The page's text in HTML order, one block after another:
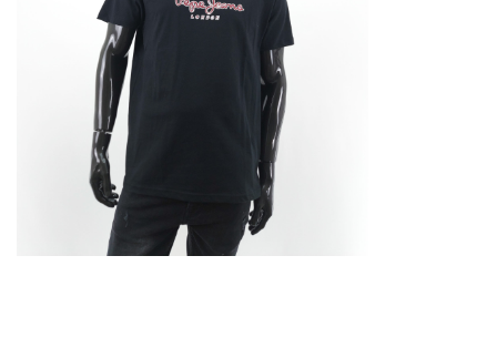
Login
Lost password?